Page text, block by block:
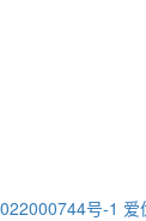
号-1 爱